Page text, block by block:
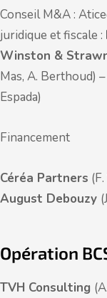
Conseil M&A :
juridique et fiscale :
Winston &
Mas, A. Berthoud)
Espada)
Financement
Céréa Partners
August Debouzy
Opération
TVH Consulting